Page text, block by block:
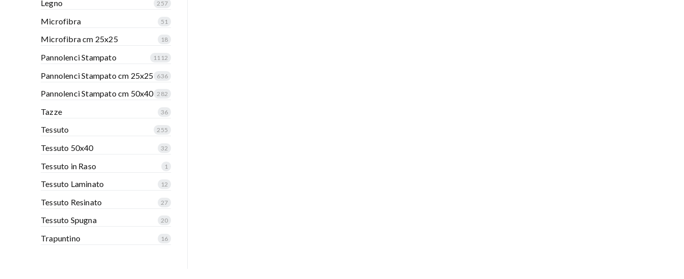
Legno 257
Microfibra 51
Microfibra cm 25x25 18
Pannolenci Stampato 1112
Pannolenci Stampato cm 25x25 636
Pannolenci Stampato cm 50x40 282
Tazze 36
Tessuto 255
Tessuto 50x40 32
Tessuto in Raso 1
Tessuto Laminato 12
Tessuto Resinato 27
Tessuto Spugna 20
Trapuntino 16